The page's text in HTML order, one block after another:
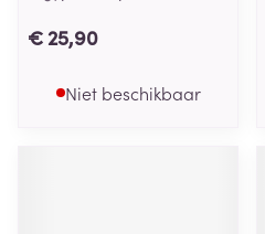
€ 25,90
Niet beschikbaar